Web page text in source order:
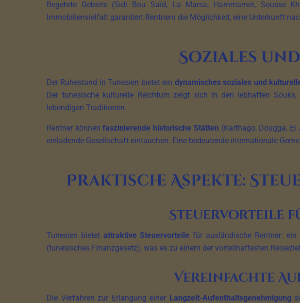
Begehrte Gebiete (Sidi Bou Saïd, La Marsa, Hammamet, Sousse
Immobilienvielfalt garantiert Rentnern die Möglichkeit, eine Unterkunft
Soziales
Der Ruhestand in Tunesien bietet ein dynamisches soziales und
Der tunesische kulturelle Reichtum zeigt sich in den lebhaften
lebendigen Traditionen.
Rentner könnenfaszinierende historische Stätten (Karthago, Dougga,
einladende Gesellschaft eintauchen. Eine bedeutende internationale
Praktische Aspekte:
Steuervorteile
Tunesien bietet attraktive Steuervorteile für ausländische Rentner:
(tunesisches Finanzgesetz), was es zu einem der vorteilhaftesten
Vereinfachte
Die Verfahren zur Erlangung einer Langzeit-Aufenthaltsgenehmigung